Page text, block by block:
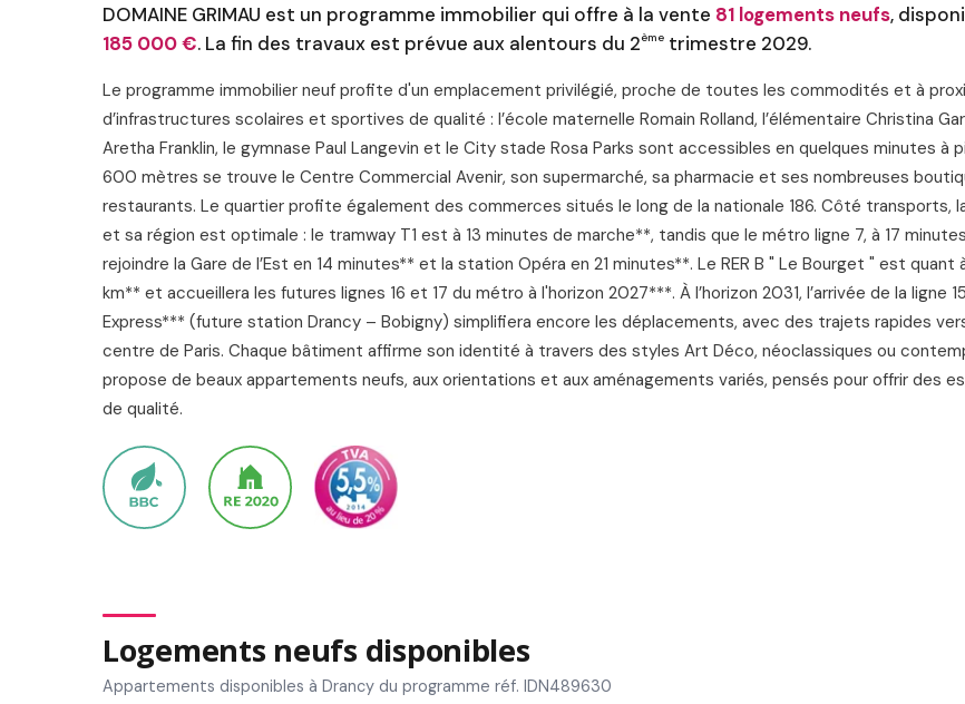
DOMAINE GRIMAU est un programme immobilier qui offre à la vente 81 logements neufs,
185 000 €. La fin des travaux est prévue aux alentours du 2ème trimestre 2029.
Le programme immobilier neuf profite d'un emplacement privilégié, proche de toutes les commodités et à
d’infrastructures scolaires et sportives de qualité : l’école maternelle Romain Rolland, l’élémentaire Christina
Aretha Franklin, le gymnase Paul Langevin et le City stade Rosa Parks sont accessibles en quelques minutes à
600 mètres se trouve le Centre Commercial Avenir, son supermarché, sa pharmacie et ses nombreuses
restaurants. Le quartier profite également des commerces situés le long de la nationale 186. Côté transports,
et sa région est optimale : le tramway T1 est à 13 minutes de marche**, tandis que le métro ligne 7, à 17
rejoindre la Gare de l’Est en 14 minutes** et la station Opéra en 21 minutes**. Le RER B " Le Bourget " est quant
km** et accueillera les futures lignes 16 et 17 du métro à l'horizon 2027***. À l’horizon 2031, l’arrivée de la ligne
Express*** (future station Drancy – Bobigny) simplifiera encore les déplacements, avec des trajets rapides
centre de Paris. Chaque bâtiment affirme son identité à travers des styles Art Déco, néoclassiques ou
propose de beaux appartements neufs, aux orientations et aux aménagements variés, pensés pour offrir des
de qualité.
Logements neufs disponibles
Appartements disponibles à Drancy du programme réf. IDN489630